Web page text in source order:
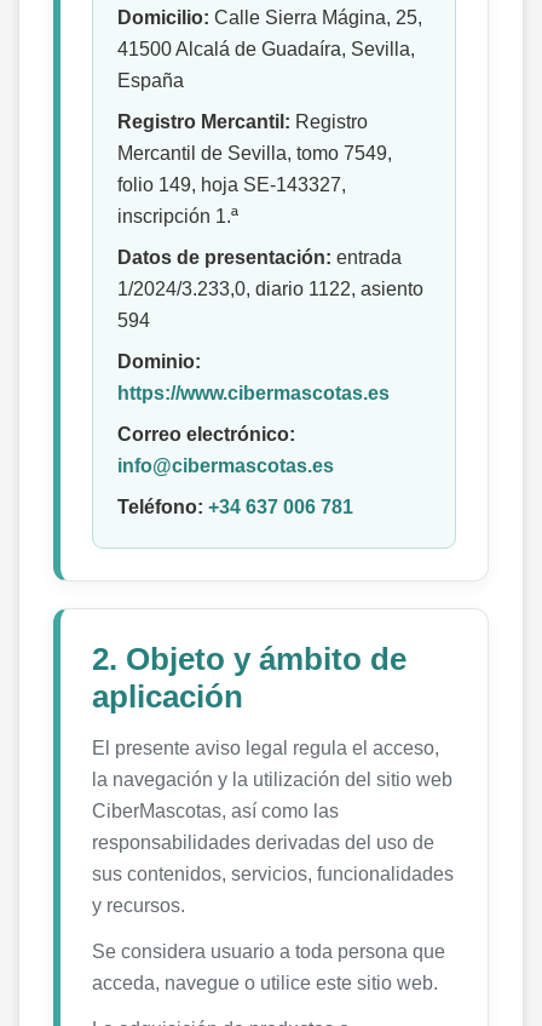
Domicilio: Calle Sierra Mágina, 25,
41500 Alcalá de Guadaíra, Sevilla,
España
Registro Mercantil: Registro
Mercantil de Sevilla, tomo 7549,
folio 149, hoja SE-143327,
inscripción 1.ª
Datos de presentación: entrada
1/2024/3.233,0, diario 1122, asiento
594
Dominio:
https://www.cibermascotas.es
Correo electrónico:
info@cibermascotas.es
Teléfono: +34 637 006 781
2. Objeto y ámbito de
aplicación
El presente aviso legal regula el acceso,
la navegación y la utilización del sitio web
CiberMascotas, así como las
responsabilidades derivadas del uso de
sus contenidos, servicios, funcionalidades
y recursos.
Se considera usuario a toda persona que
acceda, navegue o utilice este sitio web.